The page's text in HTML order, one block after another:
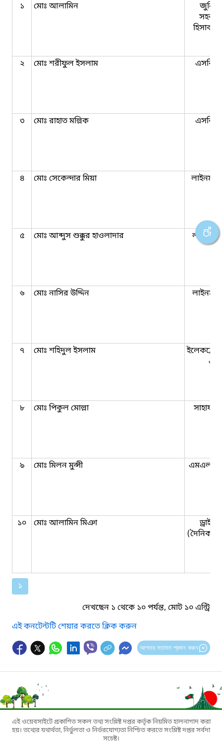
১ মোঃ আলামিন
২ মোঃ শরীফুল ইসলাম
৩ মোঃ রাহাত মল্লিক
৪ মোঃ সেকেন্দার মিয়া
৫ মোঃ আব্দুস শুক্কুর হাওলাদার
৬ মোঃ নাসির উদ্দিন
৭ মোঃ শহিদুল ইসলাম
এ
৮ মোঃ পিকুল মোল্লা
৯ মোঃ মিলন মুন্সী
১০ মোঃ আলামিন মিঞা
(দৈনিক
১
দেখছেন ১ থেকে ১০ পর্যন্ত, মোট ১০ এন্ট্রি
এই কনটেন্টটি শেয়ার করতে ক্লিক করুন
আপনার মতামত প্রদান করুন
এই ওয়েবসাইটে প্রকাশিত সকল তথ্য সংশ্লিষ্ট দপ্তর কর্তৃক নিয়মিত হালনাগাদ করা
হয়। তথ্যের যথার্থতা, নির্ভুলতা ও নির্ভরযোগ্যতা নিশ্চিত করতে সংশ্লিষ্ট দপ্তর সর্বদা
সচেষ্ট।